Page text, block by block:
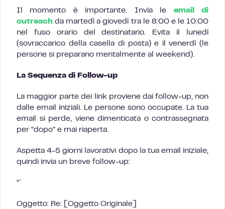
Il momento è importante. Invia le email di
outreach da martedì a giovedì tra le 8:00 e le 10:00
nel fuso orario del destinatario. Evita il lunedì
(sovraccarico della casella di posta) e il venerdì (le
persone si preparano mentalmente al weekend).
La Sequenza di Follow-up
La maggior parte dei link proviene dai follow-up, non
dalle email iniziali. Le persone sono occupate. La tua
email si perde, viene dimenticata o contrassegnata
per “dopo” e mai riaperta.
Aspetta 4-5 giorni lavorativi dopo la tua email iniziale,
quindi invia un breve follow-up:
“`
Oggetto: Re: [Oggetto Originale]